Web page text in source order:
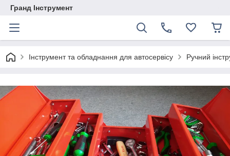
Гранд Інструмент
Інструмент та обладнання для автосервісу Ручний